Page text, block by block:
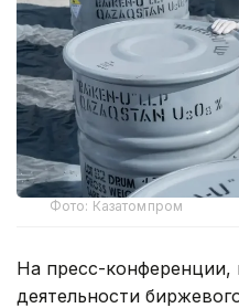
Фото: Казатомпром
На пресс-конференции,
деятельности